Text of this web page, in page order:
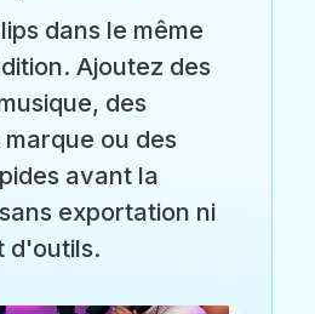
dans le même
Ajoutez des
des
ou des
avant la
exportation ni
d'outils.